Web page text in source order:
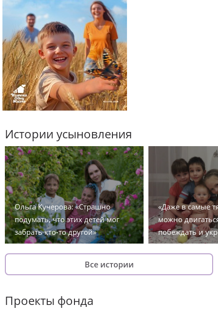
Истории усыновления
Ольга Кучерова: «Страшно
подумать, что этих детей мог
забрать кто-то другой»
«Даже в самые
можно
побеждать и
Все истории
Проекты фонда